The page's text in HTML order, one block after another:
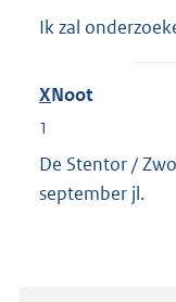
Ik zal
XNoot
1
De Stentor /
september jl.